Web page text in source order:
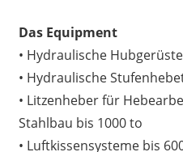
Das Equipment
• Hydraulische
• Hydraulische
• Litzenheber für
Stahlbau bis 1000 to
• Luftkissensysteme bis